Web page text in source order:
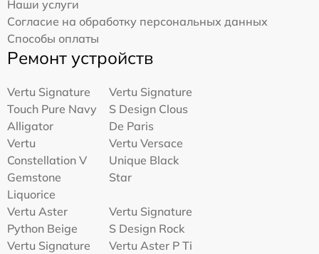
Наши услуги
Согласие на обработку персональных данных
Способы оплаты
Ремонт устройств
Vertu Signature
Touch Pure Navy
Alligator
Vertu Signature
S Design Clous
De Paris
Vertu
Constellation V
Gemstone
Liquorice
Vertu Versace
Unique Black
Star
Vertu Aster
Python Beige
Vertu Signature
S Design Rock
Vertu Signature
Vertu Aster P Ti